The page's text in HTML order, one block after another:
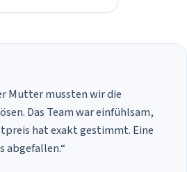
Mutter mussten wir die
Das Team war einfühlsam,
hat exakt gestimmt. Eine
abgefallen.“